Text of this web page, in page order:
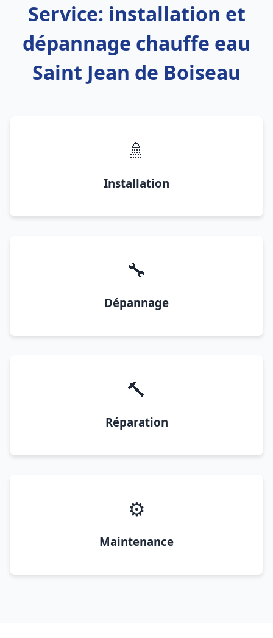
Service: installation et
dépannage chauffe eau
Saint Jean de Boiseau
🚿
Installation
🔧
Dépannage
🔨
Réparation
⚙️
Maintenance